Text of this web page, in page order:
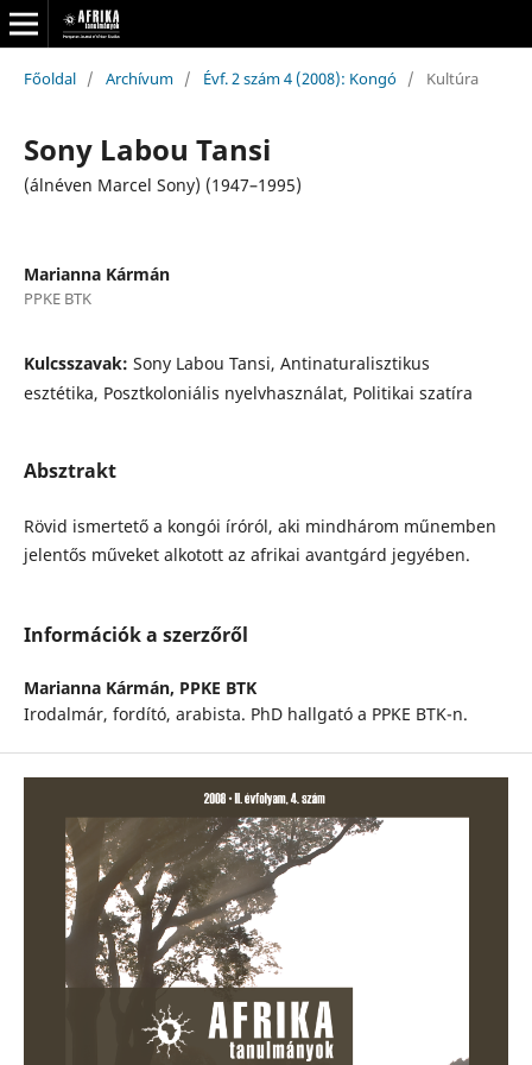
Főoldal / Archívum / Évf. 2 szám 4 (2008): Kongó / Kultúra
Sony Labou Tansi
(álnéven Marcel Sony) (1947–1995)
Marianna Kármán
PPKE BTK
Kulcsszavak: Sony Labou Tansi, Antinaturalisztikus
esztétika, Posztkoloniális nyelvhasználat, Politikai szatíra
Absztrakt
Rövid ismertető a kongói íróról, aki mindhárom műnemben
jelentős műveket alkotott az afrikai avantgárd jegyében.
Információk a szerzőről
Marianna Kármán, PPKE BTK
Irodalmár, fordító, arabista. PhD hallgató a PPKE BTK-n.